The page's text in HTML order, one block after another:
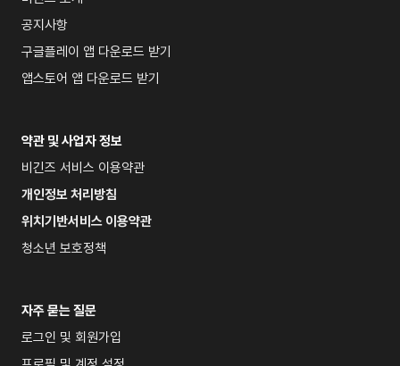
공지사항
구글플레이 앱 다운로드 받기
앱스토어 앱 다운로드 받기
약관 및 사업자 정보
비긴즈 서비스 이용약관
개인정보 처리방침
위치기반서비스 이용약관
청소년 보호정책
자주 묻는 질문
로그인 및 회원가입